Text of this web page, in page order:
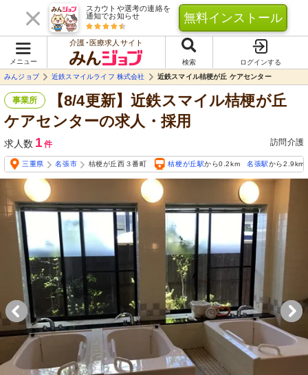
スカウトや選考の連絡を
通知でお知らせ
無料インストール
メニュー
介護･医療求人サイト
検索
ログインする
みんジョブ
近鉄スマイルライフ 株式会社 近鉄スマイル桔梗が丘 ケアセンター
事業所
【8/4更新】近鉄スマイル桔梗が丘
ケアセンターの求人・採用
求人数 1 件 訪問介護
三重県 名張市 桔梗が丘西３番町 桔梗が丘駅から0.2km 名張駅から2.9km